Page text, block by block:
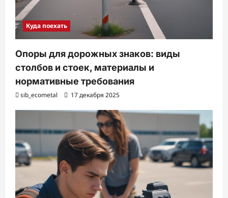
Куда поехать
Опоры для дорожных знаков: виды
столбов и стоек, материалы и
нормативные требования
sib_ecometal 17 декабря 2025